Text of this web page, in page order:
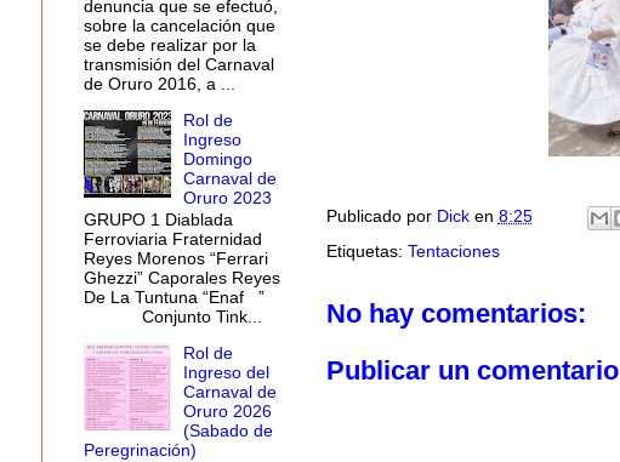
Publicado por Dick en 8:25
Etiquetas: Tentaciones
No hay comentarios:
Publicar un comentario
denuncia que se efectuó,
sobre la cancelación que
se debe realizar por la
transmisión del Carnaval
de Oruro 2016, a ...
Rol de
Ingreso
Domingo
Carnaval de
Oruro 2023
GRUPO 1 Diablada
Ferroviaria Fraternidad
Reyes Morenos “Ferrari
Ghezzi” Caporales Reyes
De La Tuntuna “Enaf ”
Conjunto Tink...
Rol de
Ingreso del
Carnaval de
Oruro 2026
(Sabado de
Peregrinación)